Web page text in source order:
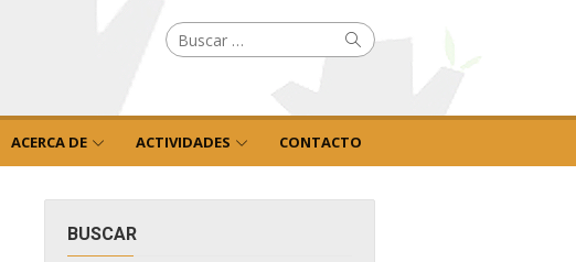
Buscar
por: Buscar
ACERCA DE ACTIVIDADES CONTACTO
BUSCAR